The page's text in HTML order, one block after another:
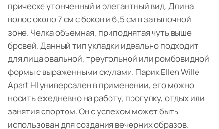
прическе утонченный и элегантный вид. Длина
волос около 7 см с боков и 6,5 см в затылочной
зоне. Челка объемная, приподнятая чуть выше
бровей. Данный тип укладки идеально подходит
для лица овальной, треугольной или ромбовидной
формы с выраженными скулами. Парик Ellen Wille
Apart HI универсален в применении, его можно
носить ежедневно на работу, прогулку, отдых или
занятия спортом. Он с успехом может быть
использован для создания вечерних образов.